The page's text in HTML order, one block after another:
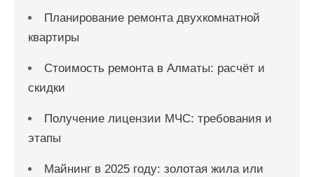
Планирование ремонта двухкомнатной
квартиры
Стоимость ремонта в Алматы: расчёт и
скидки
Получение лицензии МЧС: требования и
этапы
Майнинг в 2025 году: золотая жила или